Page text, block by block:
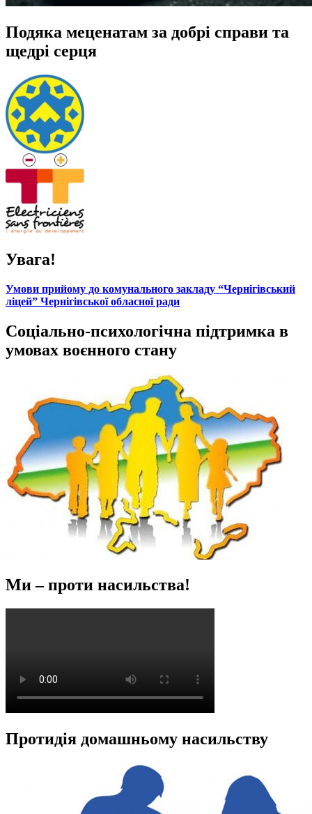
Подяка меценатам за добрі справи та
щедрі серця
Увага!
Умови прийому до комунального закладу “Чернігівський
ліцей” Чернігівської обласної ради
Соціально-психологічна підтримка в
умовах воєнного стану
Ми – проти насильства!
Протидія домашньому насильству